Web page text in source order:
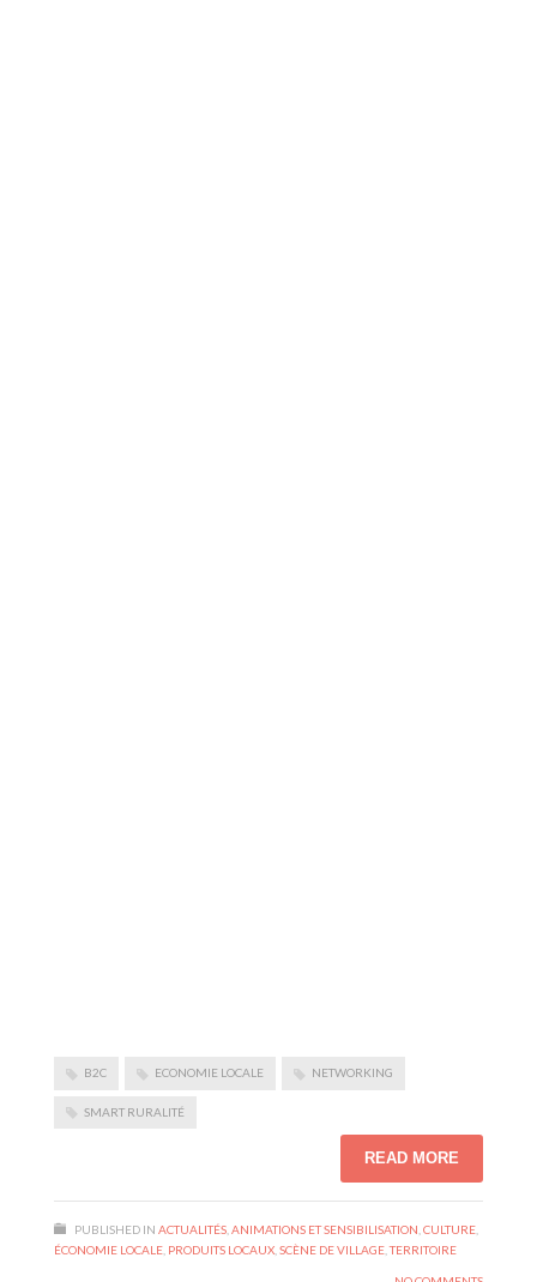
B2C ECONOMIE LOCALE NETWORKING
SMART RURALITÉ
READ MORE
PUBLISHED IN ACTUALITÉS ANIMATIONS ET SENSIBILISATION CULTURE
ÉCONOMIE LOCALE PRODUITS LOCAUX SCÈNE DE VILLAGE ,TERRITOIRE